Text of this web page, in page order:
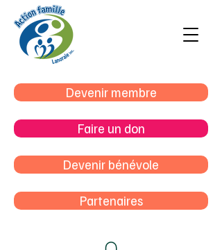
Devenir membre
Faire un don
Devenir bénévole
Partenaires